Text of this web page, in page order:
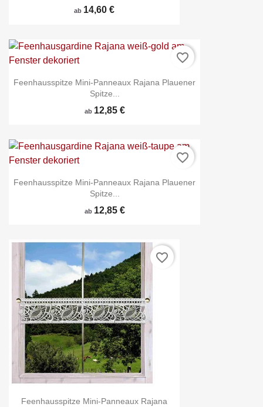
ab 14,60 €
Feenhausspitze Mini-Panneaux Rajana Plauener
Spitze...
ab 12,85 €
favorite_border
Feenhausspitze Mini-Panneaux Rajana Plauener
Spitze...
ab 12,85 €
favorite_border
Feenhausspitze Mini-Panneaux Rajana
favorite_border